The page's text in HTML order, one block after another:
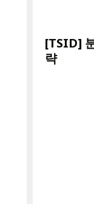
[TSID]
략